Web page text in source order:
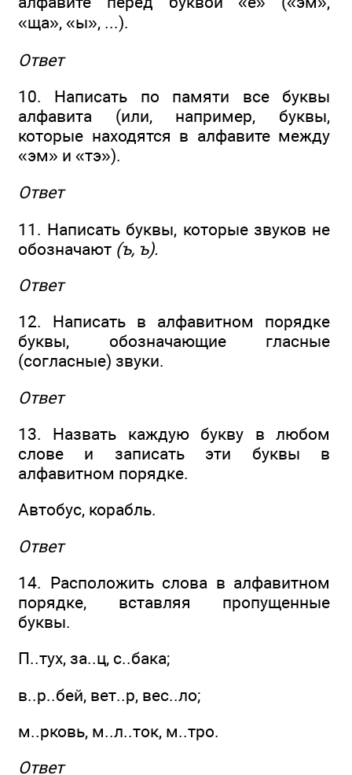
«ща», «ы», ...).
Ответ
10. Написать по памяти все буквы
алфавита (или, например, буквы,
которые находятся в алфавите между
«эм» и «тэ»).
Ответ
11. Написать буквы, которые звуков не
обозначают (ъ, ъ).
Ответ
12. Написать в алфавитном порядке
буквы, обозначающие гласные
(согласные) звуки.
Ответ
13. Назвать каждую букву в любом
слове и записать эти буквы в
алфавитном порядке.
Автобус, корабль.
Ответ
14. Расположить слова в алфавитном
порядке, вставляя пропущенные
буквы.
П..тух, за..ц, с..бака;
в..р..бей, вет..р, вес..ло;
м..рковь, м..л..ток, м..тро.
Ответ